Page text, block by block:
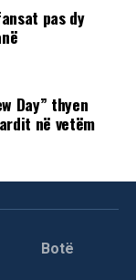
të
kërkon
sërish
pas dy
Day” thyen
në vetëm
Botë